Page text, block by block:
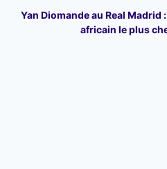
Yan Diomande au Real Madrid
africain le plus